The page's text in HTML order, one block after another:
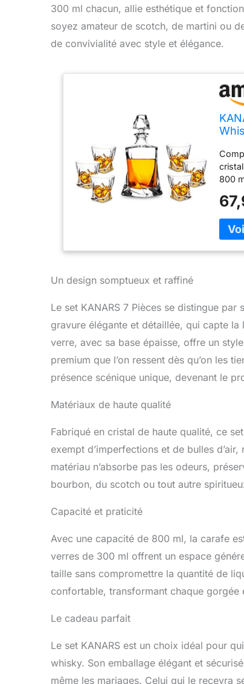
300 ml chacun, allie esthétique et
soyez amateur de scotch, de martini ou
de convivialité avec style et élégance.
7
800
dans
un
pas
Un design somptueux et raffiné
Le set KANARS 7 Pièces se distingue
gravure élégante et détaillée, qui capte
verre, avec sa base épaisse, offre un
premium que l’on ressent dès qu’on les
présence scénique unique, devenant le
Matériaux de haute qualité
Fabriqué en cristal de haute qualité, ce
exempt d’imperfections et de bulles
matériau n’absorbe pas les odeurs,
bourbon, du scotch ou tout autre
Capacité et praticité
Avec une capacité de 800 ml, la carafe
verres de 300 ml offrent un espace
taille sans compromettre la quantité de
confortable, transformant chaque gorgée
Le cadeau parfait
Le set KANARS est un choix idéal pour
whisky. Son emballage élégant et
même les mariages. Celui qui le recevra